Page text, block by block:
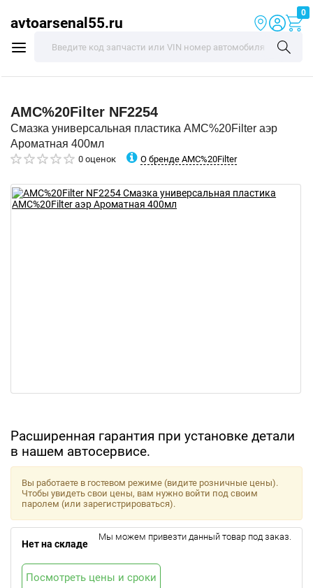
avtoarsenal55.ru
0
AMC%20Filter NF2254
Смазка универсальная пластика AMC%20Filter аэр
Ароматная 400мл
0 оценок О бренде AMC%20Filter
Расширенная гарантия при установке детали
в нашем автосервисе.
Вы работаете в гостевом режиме (видите розничные цены).
Чтобы увидеть свои цены, вам нужно войти под своим
паролем (или зарегистрироваться).
Нет на складе
Мы можем привезти данный товар под заказ.
Посмотреть цены и сроки